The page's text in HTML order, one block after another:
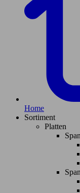
Home
Sortiment
Platten